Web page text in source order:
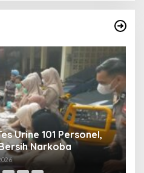
Urine 101 Personel,
Narkoba